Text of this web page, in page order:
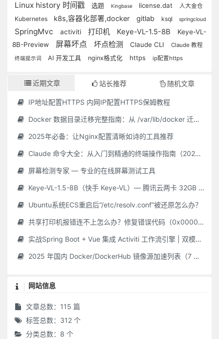
Linux history 时间戳 选题 Kingbase license.dat 人大金仓
Kubernetes k8s,容器化部署,docker gitlab ksql springcloud
SpringMvc activiti 打印机 Keye-VL-1.5-8B
Keye-VL-
8B-Preview
屏幕坏点 坏点检测 Claude CLI Claude 教程
终端提示词 AI 开发工具 nginx格式化 https ip配置https
近期文章 站长推荐 随机文章
IP地址配置HTTPS 内网IP配置HTTPS保姆教程
Docker 数据目录迁移完整指南：从 /var/lib/docker 迁移到自定义路径
2025年必备：让Nginx配置清晰如诗的工具推荐
Claude 命令大全：从入门到精通的终端操作指南（2025 最新）
屏幕检测专家 — 专业的在线屏幕测试工具
Keye-VL-1.5-8B（快手 Keye-VL）— 腾讯云两卡 32GB GPU **保姆级** 部署指南（Ubuntu 22.04 / CUDA 12.2 / Driver 535.216.01 / Python 3.10）
Ubuntu系统ECS重启后“/etc/resolv.conf”被还原怎么办？
共享打印机报错连不上怎么办？修复错误代码（0x000006d9/0x0000011b 等）最新Win10/11 共享打印机常见问题 + 解决教程，附工具！
实战Spring Boot + Vue 集成 Activiti 工作流引擎 | 双模式简单 & 自定义审批平台
2025 年国内 Docker/DockerHub 镜像源加速列表（7 月 28 日更新 · 长期维护）
网站信息
文章总数：115 篇
标签总数：312 个
分类总数：8 个